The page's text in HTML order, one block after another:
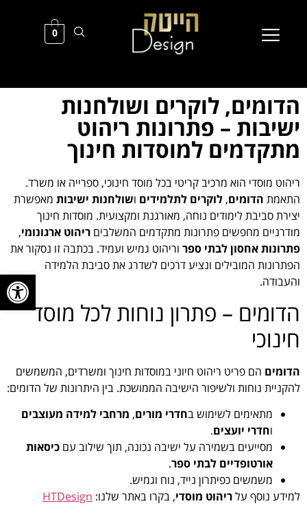
פתח
0
הדומים, לוקרים ושולחנות
ישיבות – פתרונות ריהוט
מתקדמים למוסדות חינוך
ריהוט מוסדי הוא מרכיב קריטי בכל מוסד חינוכי, ספרייה או משרד.
התאמת הדומים, לוקרים לתלמידים ושולחנות ישיבות מאפשרת
יצירת סביבת לימודים נוחה, מאורגנת ומקצועית. מוסדות חינוך
מודרניים מחפשים פתרונות מתקדמים המשלבים ריהוט ארגונומי,
פתרונות אחסון לבתי ספר וריהוט גמיש ועמיד. בכתבה זו נסקור את
הפתרונות המובילים ונציע דרכים לשדרג את סביבת הלמידה
והעבודה.
הדומים – פתרון נוחות לכל מוסד
חינוכי
הדומים הם פריט ריהוט חיוני במוסדות חינוך ומשרדים, המשמשים
להקניית נוחות ולשיפור הישיבה הממושכת. בין היתרונות של הדומים:
מתאימים לשימוש בחדרי מורים, מרחבי למידה מעוצבים
וחדרי יועצים.
מסייעים בשמירה על ישיבה נכונה, תוך שילוב עם כיסאות
אורטופדיים לבתי ספר.
משמשים כפיתרון נייד, נוח וגמיש.
למידע נוסף עלריהוט מוסדי, בקרו באתר שלנו: HTDesign